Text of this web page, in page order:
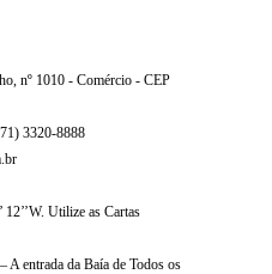
nº 1010 - Comércio - CEP
3320-8888
12’’W. Utilize as Cartas
A entrada da Baía de Todos os